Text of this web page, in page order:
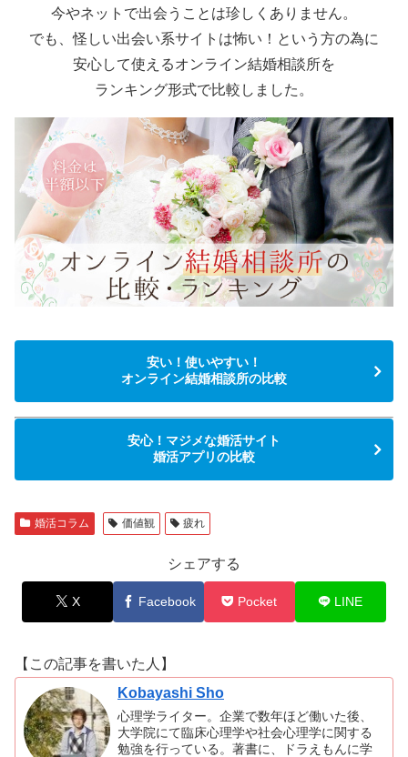
今やネットで出会うことは珍しくありません。
でも、怪しい出会い系サイトは怖い！という方の為に
安心して使えるオンライン結婚相談所を
ランキング形式で比較しました。
安い！使いやすい！
オンライン結婚相談所の比較
安心！マジメな婚活サイト
婚活アプリの比較
婚活コラム 価値観 疲れ
シェアする
X Facebook Pocket LINE
【この記事を書いた人】
Kobayashi Sho
心理学ライター。企業で数年ほど働いた後、
大学院にて臨床心理学や社会心理学に関する
勉強を行っている。著書に、ドラえもんに学